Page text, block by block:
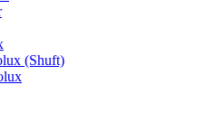
(Shuft)